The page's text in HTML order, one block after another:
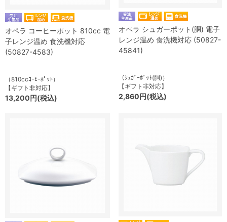
オペラ コーヒーポット 810cc 電
子レンジ温め 食洗機対応
(50827-4583)
（810ccｺｰﾋｰﾎﾟｯﾄ）
【ギフト非対応】
13,200円(税込)
オペラ シュガーポット(胴) 電子
レンジ温め 食洗機対応 (50827-
45841)
（ｼｭｶﾞｰﾎﾟｯﾄ(胴)）
【ギフト非対応】
2,860円(税込)